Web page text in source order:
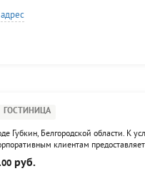
ГОСТИНИЦА
Губкин, Белгородской области. К
клиентам
- факс, принтер, ксерокс.
00руб.